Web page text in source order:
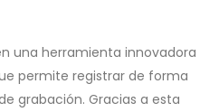
una herramienta innovadora
permite registrar de forma
grabación. Gracias a esta